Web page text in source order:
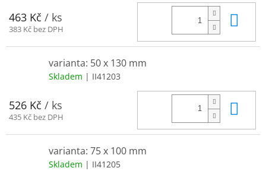
463 Kč / ks
383 Kč bez DPH
varianta: 50 x 130 mm
Skladem | II41203
526 Kč / ks
435 Kč bez DPH
varianta: 75 x 100 mm
Skladem | II41205